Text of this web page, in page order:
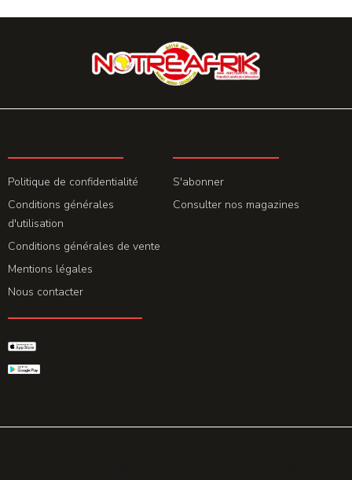
Politique de confidentialité
Conditions générales
d'utilisation
Conditions générales de vente
Mentions légales
Nous contacter
S'abonner
Consulter nos magazines